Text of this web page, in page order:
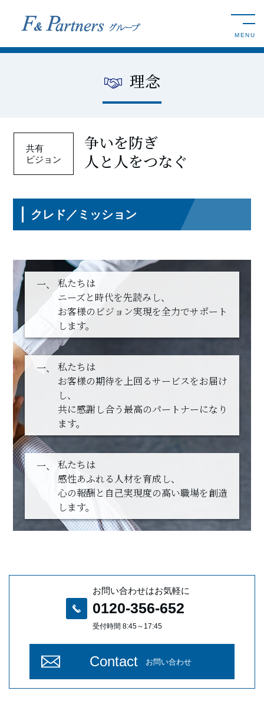
toggle
MENU
理念
争いを防ぎ
人と人をつなぐ
クレド／ミッション
私たちは
ニーズと時代を先読みし、
お客様のビジョン実現を全力でサポート
します。
私たちは
お客様の期待を上回るサービスをお届け
し、
共に感謝し合う最高のパートナーになり
ます。
私たちは
感性あふれる人材を育成し、
心の報酬と自己実現度の高い職場を創造
します。
お問い合わせはお気軽に
0120-356-652
受付時間 8:45～17:45
Contact お問い合わせ